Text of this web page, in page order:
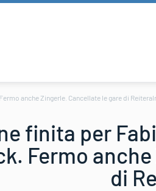
anche Zingerle. Cancellate le gare di
finita per
Fermo
di